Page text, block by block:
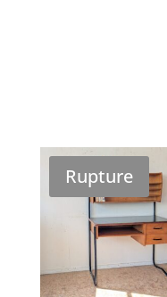
Rupture